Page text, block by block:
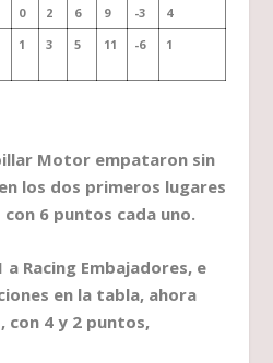
0 2 6 9 -3
4
1 3 5 11 -6 1
Motor empataron sin
los dos primeros lugares
6 puntos cada uno.
Racing Embajadores, e
en la tabla, ahora
4 y 2 puntos,